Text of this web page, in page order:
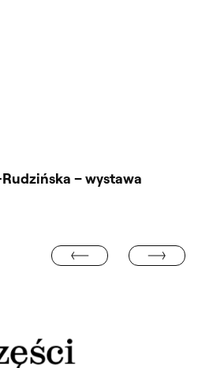
– wystawa
1830) – RYTOWNIK”
SEN MNIE ZE